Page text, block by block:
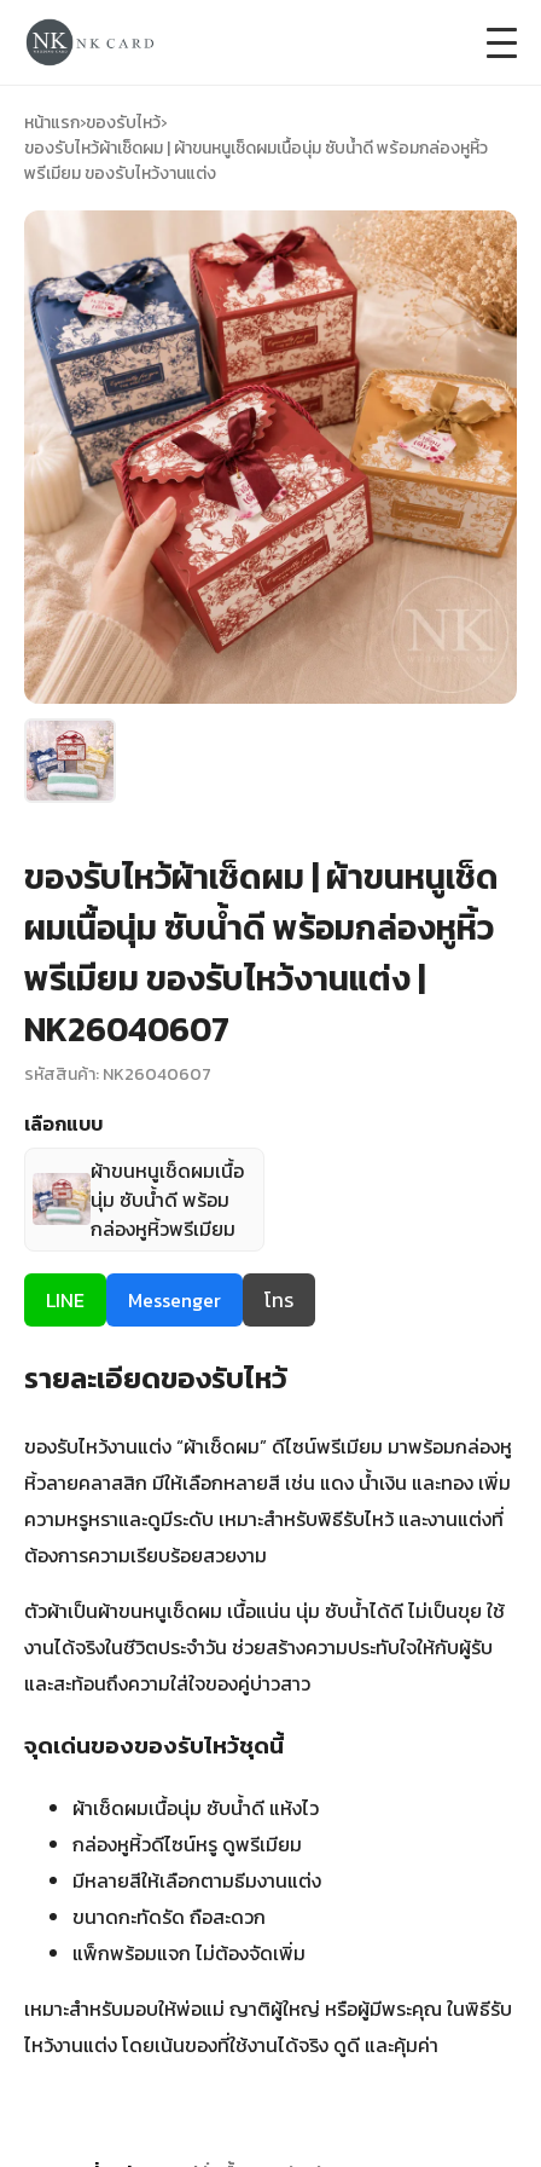
การ์ดแต่งงาน
ของชำร่วยงานแต่ง
ของรับไหว้ +
ป้ายของชำร่วยงานแต่ง +
การ์ดงานบวช
การ์ดขึ้นบ้านใหม่
ซองเปล่า
รับพิมพ์หน้าซอง +
Wax Seal Sticker | สติกเกอร์ตราครั่งปิดซอง
การ์ดแต่งงานออนไลน์
รีวิว
บทความ
หน้าแรก›ของรับไหว้›
ของรับไหว้ผ้าเช็ดผม | ผ้าขนหนูเช็ดผมเนื้อนุ่ม ซับน้ำดี พร้อมกล่องหูหิ้ว
พรีเมียม ของรับไหว้งานแต่ง
ของรับไหว้ผ้าเช็ดผม | ผ้าขนหนูเช็ด
ผมเนื้อนุ่ม ซับน้ำดี พร้อมกล่องหูหิ้ว
พรีเมียม ของรับไหว้งานแต่ง |
NK26040607
รหัสสินค้า: NK26040607
เลือกแบบ
ผ้าขนหนูเช็ดผมเนื้อ
นุ่ม ซับน้ำดี พร้อม
กล่องหูหิ้วพรีเมียม
LINE Messenger โทร
รายละเอียดของรับไหว้
ของรับไหว้งานแต่ง “ผ้าเช็ดผม” ดีไซน์พรีเมียม มาพร้อมกล่องหู
หิ้วลายคลาสสิก มีให้เลือกหลายสี เช่น แดง น้ำเงิน และทอง เพิ่ม
ความหรูหราและดูมีระดับ เหมาะสำหรับพิธีรับไหว้ และงานแต่งที่
ต้องการความเรียบร้อยสวยงาม
ตัวผ้าเป็นผ้าขนหนูเช็ดผม เนื้อแน่น นุ่ม ซับน้ำได้ดี ไม่เป็นขุย ใช้
งานได้จริงในชีวิตประจำวัน ช่วยสร้างความประทับใจให้กับผู้รับ
และสะท้อนถึงความใส่ใจของคู่บ่าวสาว
จุดเด่นของของรับไหว้ชุดนี้
ผ้าเช็ดผมเนื้อนุ่ม ซับน้ำดี แห้งไว
กล่องหูหิ้วดีไซน์หรู ดูพรีเมียม
มีหลายสีให้เลือกตามธีมงานแต่ง
ขนาดกะทัดรัด ถือสะดวก
แพ็กพร้อมแจก ไม่ต้องจัดเพิ่ม
เหมาะสำหรับมอบให้พ่อแม่ ญาติผู้ใหญ่ หรือผู้มีพระคุณ ในพิธีรับ
ไหว้งานแต่ง โดยเน้นของที่ใช้งานได้จริง ดูดี และคุ้มค่า